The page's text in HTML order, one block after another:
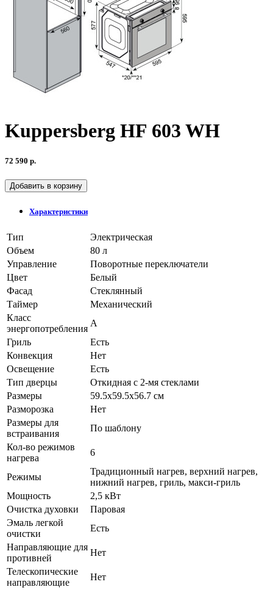
Kuppersberg HF 603 WH
72 590 р.
Добавить в корзину
Характеристики
Тип
Электрическая
Объем
80 л
Управление
Поворотные переключатели
Цвет
Белый
Фасад
Стеклянный
Таймер
Механический
Класс
энергопотребления
А
Гриль
Есть
Конвекция
Нет
Освещение
Есть
Тип дверцы
Откидная с 2-мя стеклами
Размеры
59.5х59.5х56.7 см
Разморозка
Нет
Размеры для
встраивания
По шаблону
Кол-во режимов
нагрева
6
Режимы
Традиционный нагрев, верхний нагрев,
нижний нагрев, гриль, макси-гриль
Мощность
2,5 кВт
Очистка духовки
Паровая
Эмаль легкой
очистки
Есть
Направляющие для
противней
Нет
Телескопические
направляющие
Нет